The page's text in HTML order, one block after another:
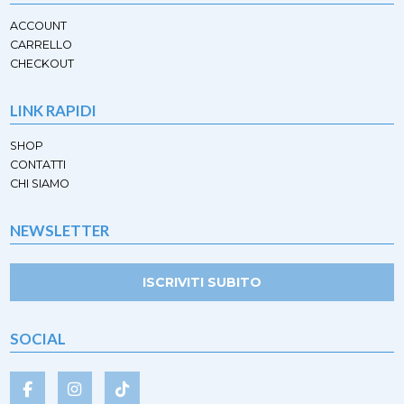
ACCOUNT
CARRELLO
CHECKOUT
LINK RAPIDI
SHOP
CONTATTI
CHI SIAMO
NEWSLETTER
ISCRIVITI SUBITO
SOCIAL